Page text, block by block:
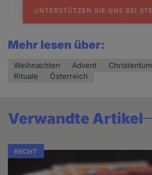
Mehr lesen über:
Weihnachten Advent Christentum
Rituale
Österreich
Verwandte Artikel
RECHT